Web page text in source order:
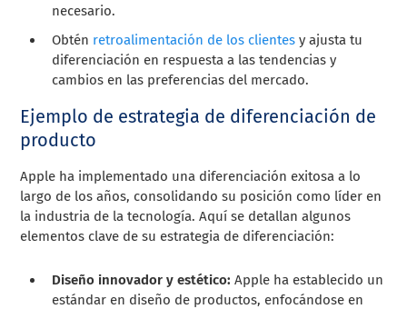
necesario.
Obtén retroalimentación de los clientes y ajusta tu
diferenciación en respuesta a las tendencias y
cambios en las preferencias del mercado.
Ejemplo de estrategia de diferenciación de
producto
Apple ha implementado una diferenciación exitosa a lo
largo de los años, consolidando su posición como líder en
la industria de la tecnología. Aquí se detallan algunos
elementos clave de su estrategia de diferenciación:
Diseño innovador y estético: Apple ha establecido un
estándar en diseño de productos, enfocándose en